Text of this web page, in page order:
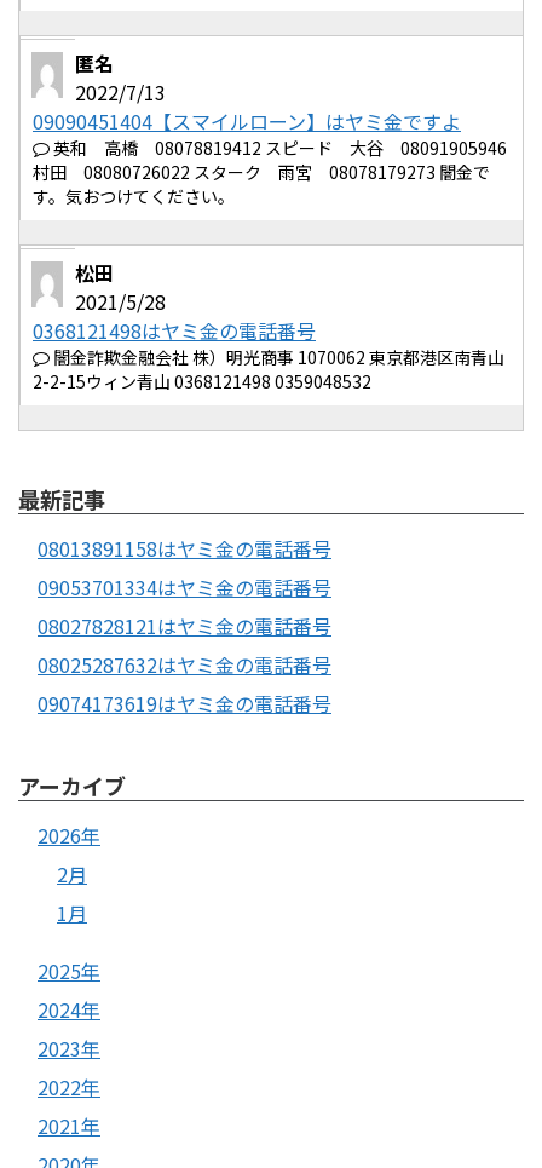
匿名
2022/7/13
09090451404【スマイルローン】はヤミ金ですよ
英和 高橋 08078819412 スピード 大谷 08091905946
村田 08080726022 スターク 雨宮 08078179273 闇金で
す。気おつけてください。
松田
2021/5/28
0368121498はヤミ金の電話番号
闇金詐欺金融会社 株）明光商事 1070062 東京都港区南青山
2-2-15ウィン青山 0368121498 0359048532
最新記事
08013891158はヤミ金の電話番号
09053701334はヤミ金の電話番号
08027828121はヤミ金の電話番号
08025287632はヤミ金の電話番号
09074173619はヤミ金の電話番号
アーカイブ
2026年
2月
1月
2025年
2024年
2023年
2022年
2021年